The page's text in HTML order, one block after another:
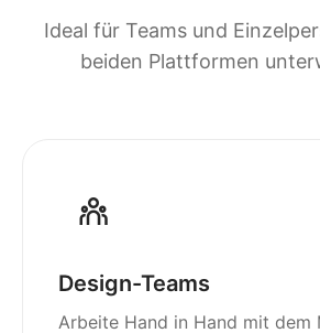
Ideal für Teams und
beiden Plattformen
Design-Teams
Arbeite Hand in Hand mit dem